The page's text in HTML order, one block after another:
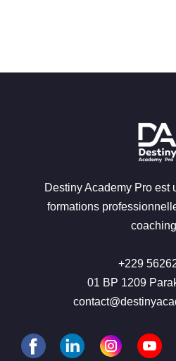
Destiny Academy Pro est
formations
+229
01 BP 1209